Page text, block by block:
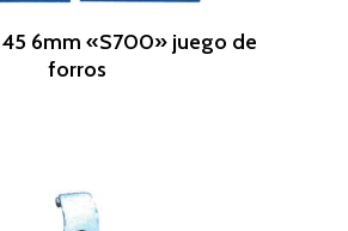
Leer Más
45 6mm «S700» juego de
forros